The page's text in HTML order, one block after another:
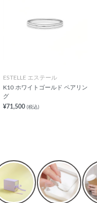
ESTELLE エステール
K10 ホワイトゴールド ペアリン
グ
¥71,500 (税込)